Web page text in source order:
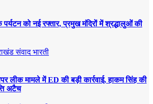
पर्यटन को नई रफ्तार, प्रमुख मंदिरों में श्रद्धालुओं की
संवाद भारती
लीक मामले में ED की बड़ी कार्रवाई, हाकम सिंह की
अटैच